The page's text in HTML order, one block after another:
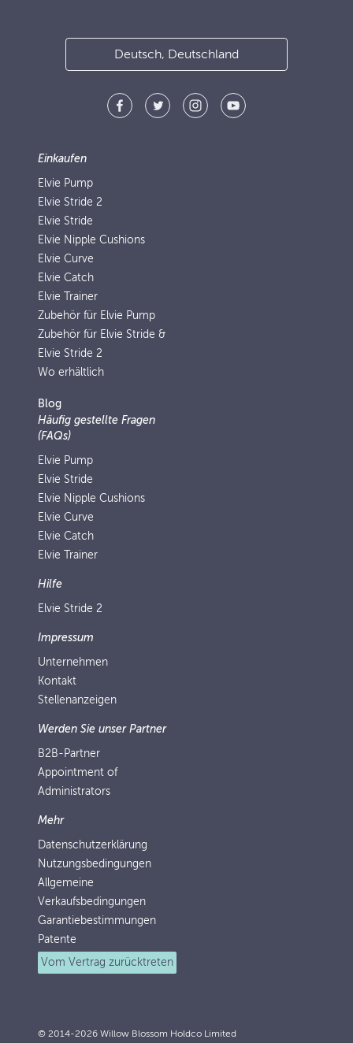
Deutsch, Deutschland
Einkaufen
Elvie Pump
Elvie Stride 2
Elvie Stride
Elvie Nipple Cushions
Elvie Curve
Elvie Catch
Elvie Trainer
Zubehör für Elvie Pump
Zubehör für Elvie Stride &
Elvie Stride 2
Wo erhältlich
Blog
Häufig gestellte Fragen
(FAQs)
Elvie Pump
Elvie Stride
Elvie Nipple Cushions
Elvie Curve
Elvie Catch
Elvie Trainer
Hilfe
Elvie Stride 2
Impressum
Unternehmen
Kontakt
Stellenanzeigen
Werden Sie unser Partner
B2B-Partner
Appointment of
Administrators
Mehr
Datenschutzerklärung
Nutzungsbedingungen
Allgemeine
Verkaufsbedingungen
Garantiebestimmungen
Patente
Vom Vertrag zurücktreten
© 2014-2026 Willow Blossom Holdco Limited